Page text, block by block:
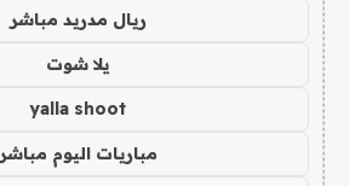
ريال مدريد مباشر
يلا شوت
yalla shoot
مباريات اليوم مباشر